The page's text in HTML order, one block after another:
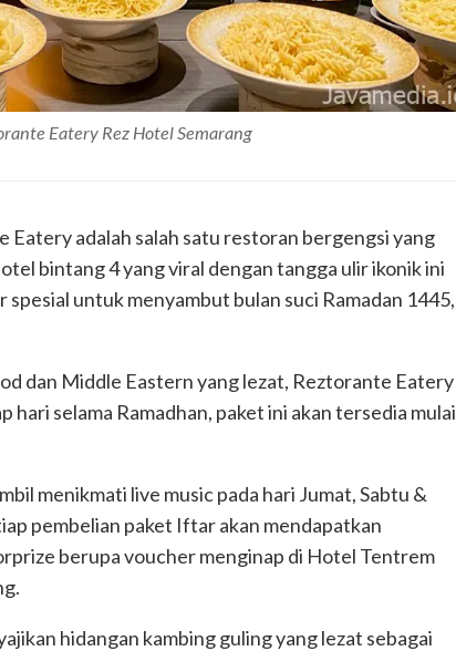
Eatery Rez Hotel Semarang
Eatery adalah salah satu restoran bergengsi yang
bintang 4 yang viral dengan tangga ulir ikonik ini
untuk menyambut bulan suci Ramadan 1445,
dan Middle Eastern yang lezat, Reztorante Eatery
selama Ramadhan, paket ini akan tersedia mulai
menikmati live music pada hari Jumat, Sabtu &
pembelian paket Iftar akan mendapatkan
berupa voucher menginap di Hotel Tentrem
hidangan kambing guling yang lezat sebagai